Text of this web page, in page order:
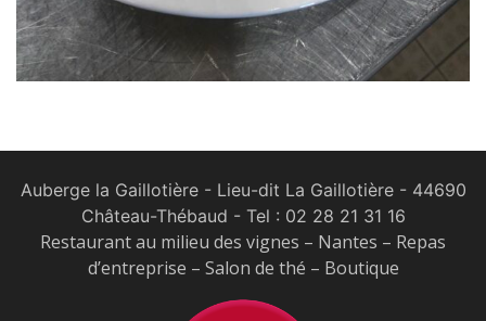
Auberge la Gaillotière - Lieu-dit La Gaillotière - 44690
Château-Thébaud - Tel : 02 28 21 31 16
Restaurant au milieu des vignes – Nantes – Repas
d’entreprise – Salon de thé – Boutique